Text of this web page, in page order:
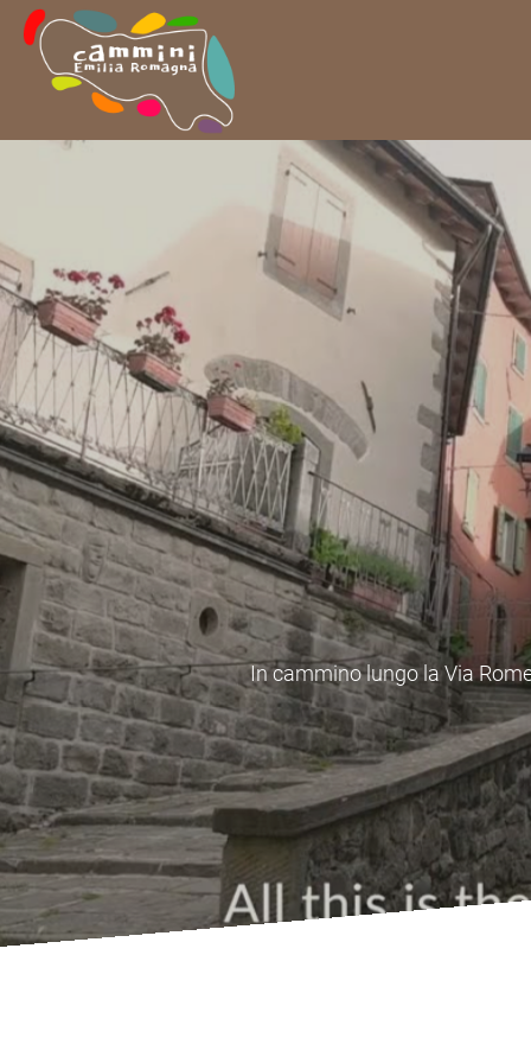
In cammino lungo il Cammino
centri